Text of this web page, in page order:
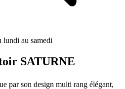
lundi au samedi
SATURNE
par son design multi rang élégant,